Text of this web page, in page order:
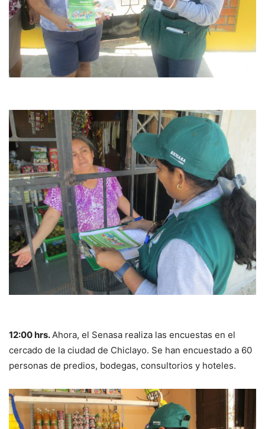
12:00 hrs.Ahora, el Senasa realiza las encuestas en el
cercado de la ciudad de Chiclayo. Se han encuestado a 60
personas de predios, bodegas, consultorios y hoteles.